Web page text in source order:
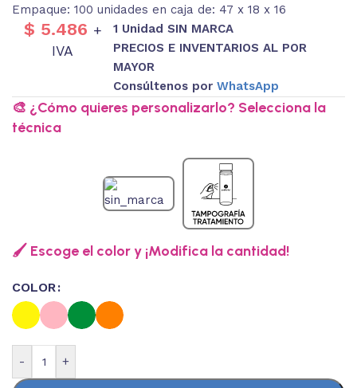
Empaque: 100 unidades en caja de: 47 x 18 x 16
$ 5.486 +
IVA
1 Unidad SIN MARCA
PRECIOS E INVENTARIOS AL POR
MAYOR
Consúltenos porWhatsApp
🎨 ¿Cómo quieres personalizarlo? Selecciona la
técnica
🖌️ Escoge el color y ¡Modifica la cantidad!
COLOR
- +